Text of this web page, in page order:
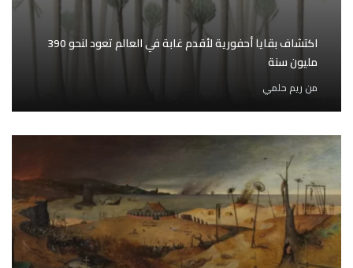
اكتشاف بقايا أحفورية لأقدم غابة في العالم تعود لنحو 390
مليون سنة
من ريم حلمي